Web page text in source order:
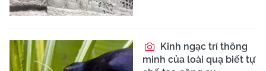
Kinh ngạc trí thông
minh của loài quạ biết tự